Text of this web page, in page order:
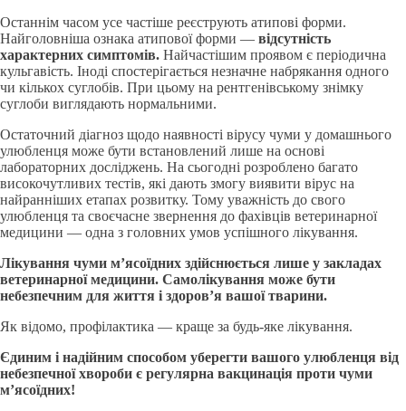
Останнім часом усе частіше реєструють атипові форми.
Найголовніша ознака атипової форми — відсутність
характерних симптомів. Найчастішим проявом є періодична
кульгавість. Іноді спостерігається незначне набрякання одного
чи кількох суглобів. При цьому на рентгенівському знімку
суглоби виглядають нормальними.
Остаточний діагноз щодо наявності вірусу чуми у домашнього
улюбленця може бути встановлений лише на основі
лабораторних досліджень. На сьогодні розроблено багато
високочутливих тестів, які дають змогу виявити вірус на
найранніших етапах розвитку. Тому уважність до свого
улюбленця та своєчасне звернення до фахівців ветеринарної
медицини — одна з головних умов успішного лікування.
Лікування чуми м’ясоїдних здійснюється лише у закладах
ветеринарної медицини. Самолікування може бути
небезпечним для життя і здоров’я вашої тварини.
Як відомо, профілактика — краще за будь-яке лікування.
Єдиним і надійним способом уберегти вашого улюбленця від
небезпечної хвороби є регулярна вакцинація проти чуми
м’ясоїдних!